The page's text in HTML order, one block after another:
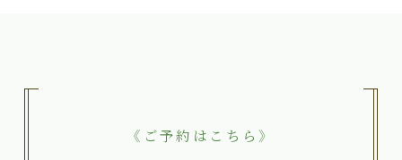
《ご予約はこちら》